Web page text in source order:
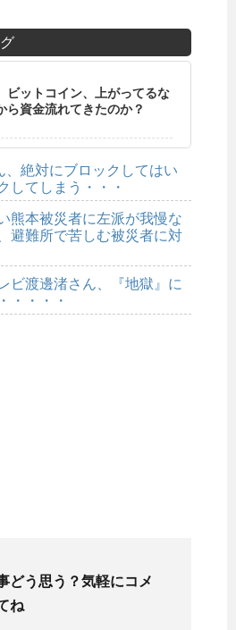
ビットコイン、上がってるな
ら資金流れてきたのか？
、絶対にブロックしてはい
してしまう・・・
熊本被災者に左派が我慢な
避難所で苦しむ被災者に対
ビ渡邊渚さん、『地獄』に
・・・・
どう思う？気軽にコメ
ね